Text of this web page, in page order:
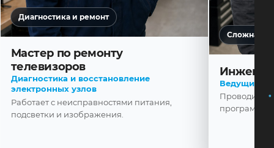
Диагностика и ремонт
Мастер по ремонту
телевизоров
Диагностика и восстановление
электронных узлов
Работает с неисправностями питания,
подсветки и изображения.
Сложная
Ведущий
Проводит